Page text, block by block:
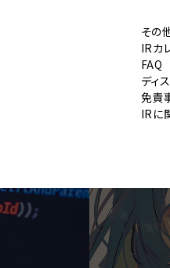
その
IRカ
FAQ
ディ
免責
IRに